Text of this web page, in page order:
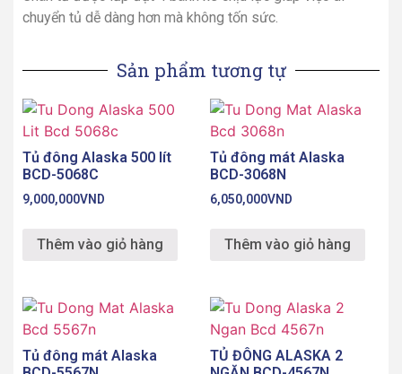
chuyển tủ dễ dàng hơn mà không tốn sức.
Sản phẩm tương tự
Tủ đông Alaska 500 lít
BCD-5068C
9,000,000VND
Thêm vào giỏ hàng
Tủ đông mát Alaska
BCD-3068N
6,050,000VND
Thêm vào giỏ hàng
Tủ đông mát Alaska
TỦ ĐÔNG ALASKA 2